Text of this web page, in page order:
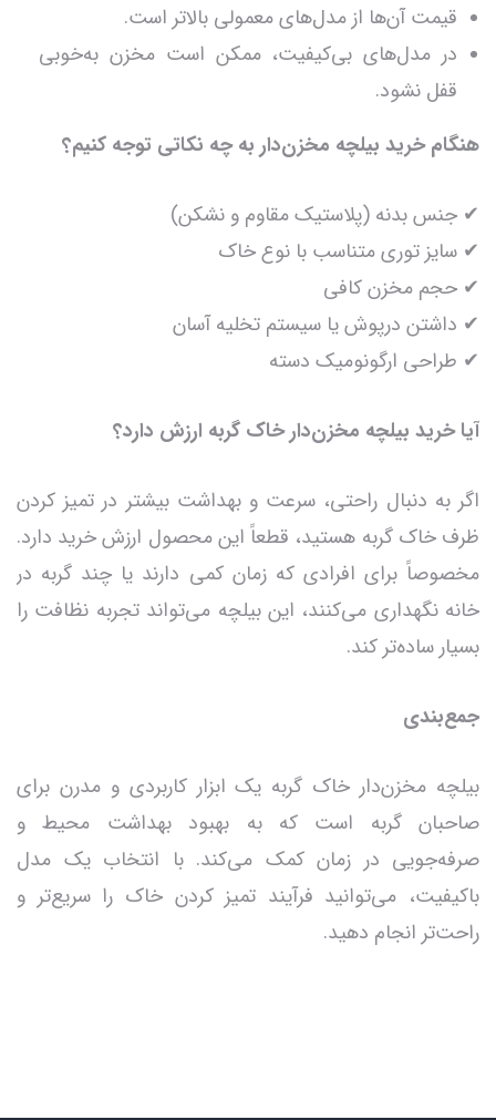
قیمت آن‌ها از مدل‌های معمولی بالاتر است.
در مدل‌های بی‌کیفیت، ممکن است مخزن به‌خوبی
قفل نشود.
هنگام خرید بیلچه مخزن‌دار به چه نکاتی توجه کنیم؟
✔ جنس بدنه (پلاستیک مقاوم و نشکن)
✔ سایز توری متناسب با نوع خاک
✔ حجم مخزن کافی
✔ داشتن درپوش یا سیستم تخلیه آسان
✔ طراحی ارگونومیک دسته
آیا خرید بیلچه مخزن‌دار خاک گربه ارزش دارد؟
اگر به دنبال راحتی، سرعت و بهداشت بیشتر در تمیز کردن
ظرف خاک گربه هستید، قطعاً این محصول ارزش خرید دارد.
مخصوصاً برای افرادی که زمان کمی دارند یا چند گربه در
خانه نگهداری می‌کنند، این بیلچه می‌تواند تجربه نظافت را
بسیار ساده‌تر کند.
جمع‌بندی
بیلچه مخزن‌دار خاک گربه یک ابزار کاربردی و مدرن برای
صاحبان گربه است که به بهبود بهداشت محیط و
صرفه‌جویی در زمان کمک می‌کند. با انتخاب یک مدل
باکیفیت، می‌توانید فرآیند تمیز کردن خاک را سریع‌تر و
راحت‌تر انجام دهید.